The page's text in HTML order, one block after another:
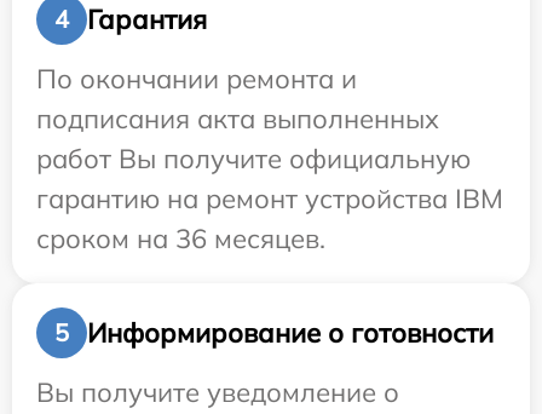
4
Гарантия
По окончании ремонта и
подписания акта выполненных
работ Вы получите официальную
гарантию на ремонт устройства IBM
сроком на 36 месяцев.
5
Информирование о готовности
Вы получите уведомление о